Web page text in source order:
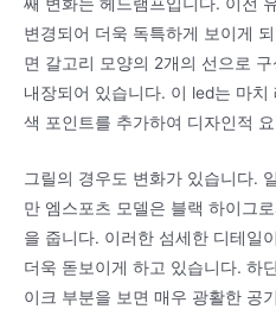
째 변화는 헤드램프입니다. 이전
변경되어 더욱 독특하게 보이게
면 갈고리 모양의 2개의 선으로
내장되어 있습니다. 이 led는 마
색 포인트를 추가하여 디자인적
그릴의 경우도 변화가 있습니다.
만 엠스포츠 모델은 블랙 하이그
을 줍니다. 이러한 섬세한 디테일
더욱 돋보이게 하고 있습니다. 하
이크 부분을 보면 매우 광활한 공